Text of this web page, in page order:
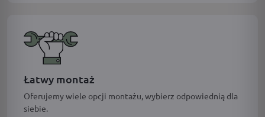
Łatwy montaż
Oferujemy wiele opcji montażu, wybierz odpowiednią dla
siebie.